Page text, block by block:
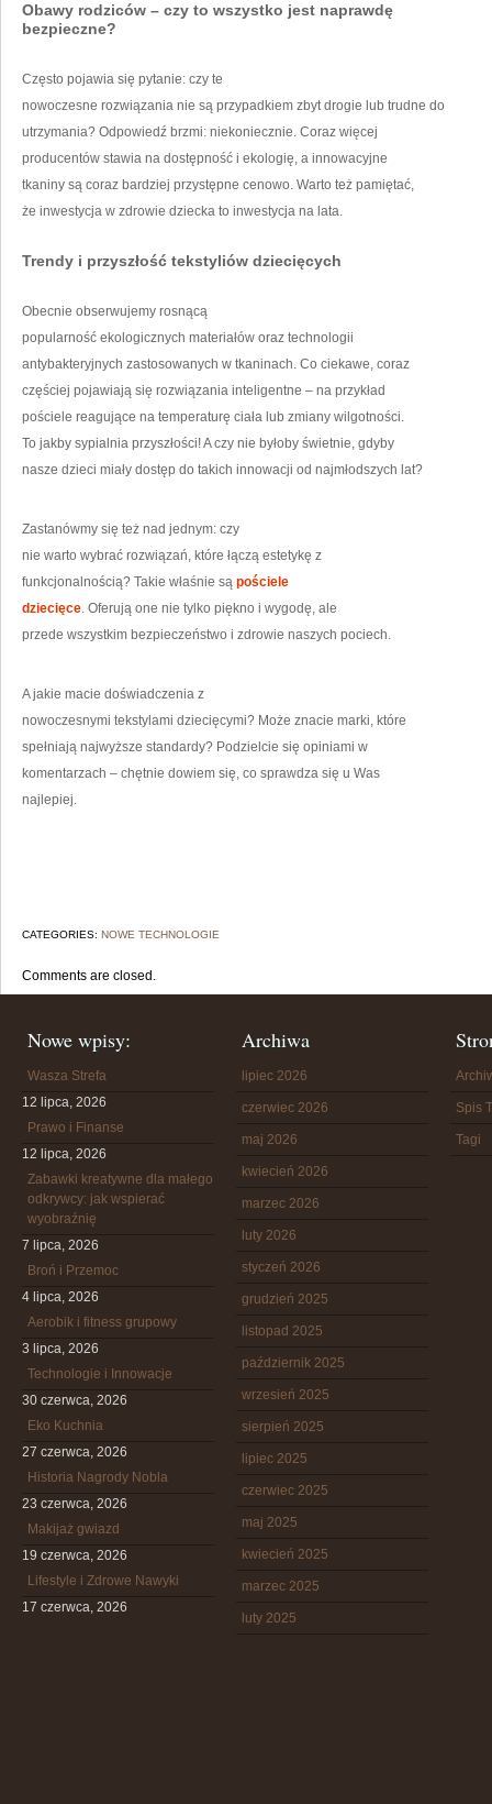
Obawy rodziców – czy to wszystko jest naprawdę
bezpieczne?
Często pojawia się pytanie: czy te
nowoczesne rozwiązania nie są przypadkiem zbyt drogie lub trudne do
utrzymania? Odpowiedź brzmi: niekoniecznie. Coraz więcej
producentów stawia na dostępność i ekologię, a innowacyjne
tkaniny są coraz bardziej przystępne cenowo. Warto też pamiętać,
że inwestycja w zdrowie dziecka to inwestycja na lata.
Trendy i przyszłość tekstyliów dziecięcych
Obecnie obserwujemy rosnącą
popularność ekologicznych materiałów oraz technologii
antybakteryjnych zastosowanych w tkaninach. Co ciekawe, coraz
częściej pojawiają się rozwiązania inteligentne – na przykład
pościele reagujące na temperaturę ciała lub zmiany wilgotności.
To jakby sypialnia przyszłości! A czy nie byłoby świetnie, gdyby
nasze dzieci miały dostęp do takich innowacji od najmłodszych lat?
Zastanówmy się też nad jednym: czy
nie warto wybrać rozwiązań, które łączą estetykę z
funkcjonalnością? Takie właśnie są pościele
dziecięce. Oferują one nie tylko piękno i wygodę, ale
przede wszystkim bezpieczeństwo i zdrowie naszych pociech.
A jakie macie doświadczenia z
nowoczesnymi tekstylami dziecięcymi? Może znacie marki, które
spełniają najwyższe standardy? Podzielcie się opiniami w
komentarzach – chętnie dowiem się, co sprawdza się u Was
najlepiej.
CATEGORIES: NOWE TECHNOLOGIE
Comments are closed.
Nowe wpisy:
Wasza Strefa
12 lipca, 2026
Prawo i Finanse
12 lipca, 2026
Zabawki kreatywne dla małego
odkrywcy: jak wspierać
wyobraźnię
7 lipca, 2026
Broń i Przemoc
4 lipca, 2026
Aerobik i fitness grupowy
3 lipca, 2026
Technologie i Innowacje
30 czerwca, 2026
Eko Kuchnia
27 czerwca, 2026
Historia Nagrody Nobla
23 czerwca, 2026
Makijaż gwiazd
19 czerwca, 2026
Lifestyle i Zdrowe Nawyki
17 czerwca, 2026
Archiwa
lipiec 2026
czerwiec 2026
maj 2026
kwiecień 2026
marzec 2026
luty 2026
styczeń 2026
grudzień 2025
listopad 2025
październik 2025
wrzesień 2025
sierpień 2025
lipiec 2025
czerwiec 2025
maj 2025
kwiecień 2025
marzec 2025
luty 2025
Spis
Tagi